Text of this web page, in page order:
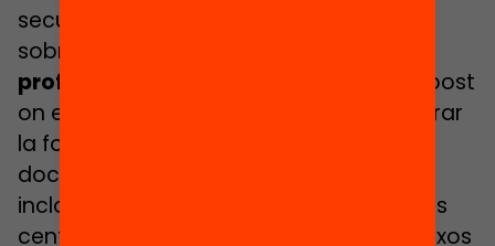
secundària, ens convida a reflexionar
sobre
professorat: la podem fer millor»
, un post
on exposa tres idees bàsiques per millorar
la formació dels futurs professionals
docents amb una perspectiva que
inclogui: diàleg amb els directors/es dels
centres educatius, feedback dels mateixos